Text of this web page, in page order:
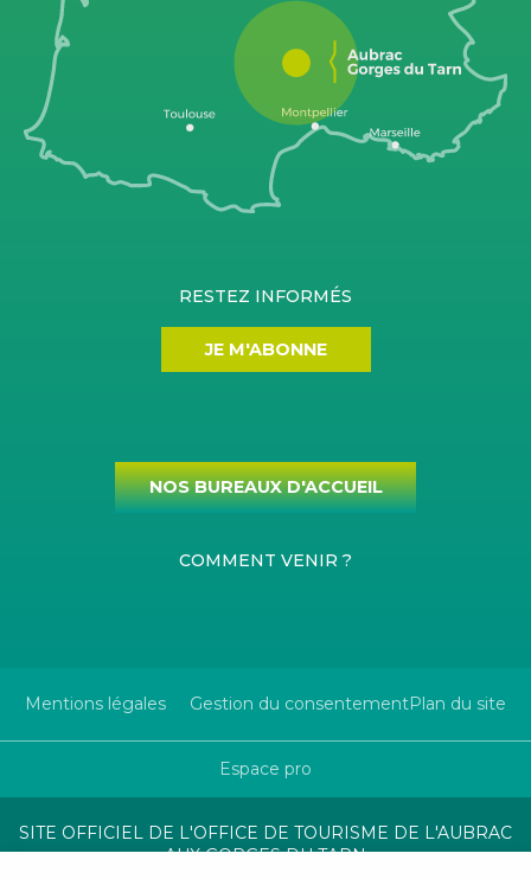
RESTEZ INFORMÉS
JE M'ABONNE
NOS BUREAUX D'ACCUEIL
COMMENT VENIR ?
Mentions légales Gestion du consentementPlan du site
SITE OFFICIEL DE L'OFFICE DE TOURISME DE L'AUBRAC
AUX GORGES DU TARN
Espace pro